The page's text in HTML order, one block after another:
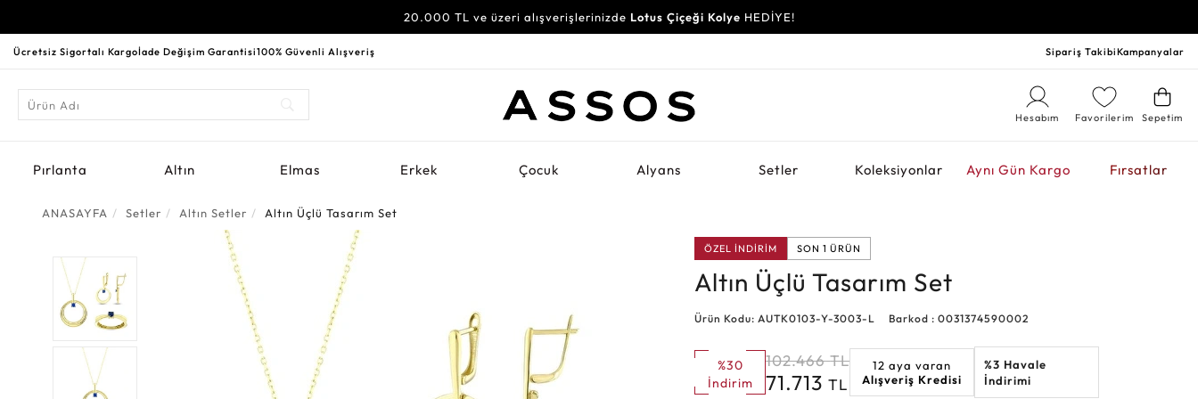
20.000 TL ve üzeri alışverişlerinizde Lotus Çiçeği Kolye HEDİYE!
Ücretsiz Sigortalı Kargoİade Değişim Garantisi100% Güvenli Alışveriş Sipariş TakibiKampanyalar
Sepetim
Favorilerim
Hesabım
Pırlanta Altın Elmas Erkek Çocuk Alyans Setler Koleksiyonlar Aynı Gün Kargo Fırsatlar
ANASAYFA Setler Altın Setler Altın Üçlü Tasarım Set
ÖZEL İNDİRİM SON 1 ÜRÜN
Altın Üçlü Tasarım Set
Ürün Kodu: AUTK0103-Y-3003-L Barkod : 0031374590002
%30
İndirim
102.466 TL
71.713TL
12 aya varan
Alışveriş Kredisi
%3 Havale
İndirimi